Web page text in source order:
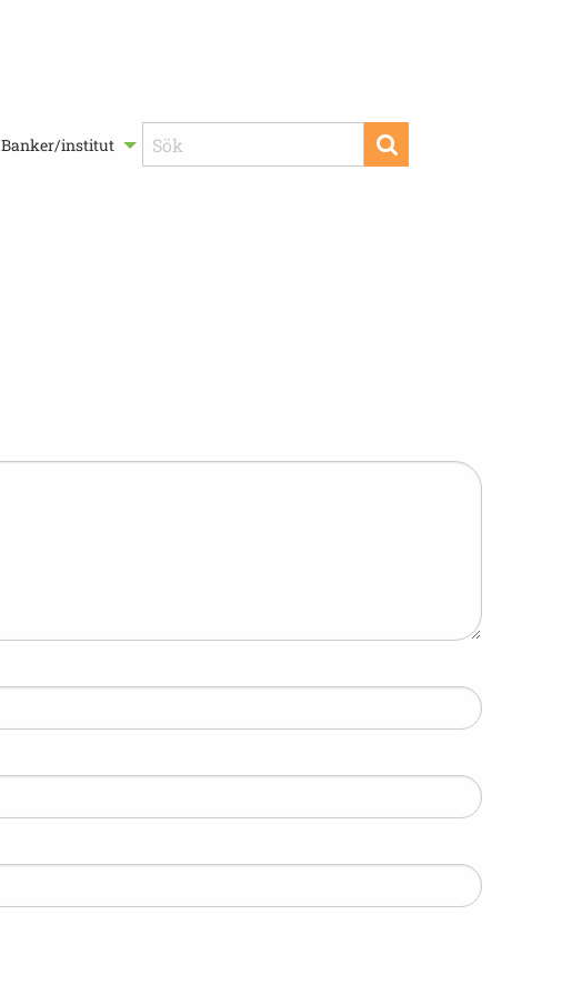
Banker/institut